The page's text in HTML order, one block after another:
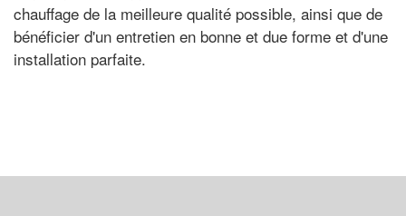
chauffage de la meilleure qualité possible, ainsi que de
bénéficier d'un entretien en bonne et due forme et d'une
installation parfaite.